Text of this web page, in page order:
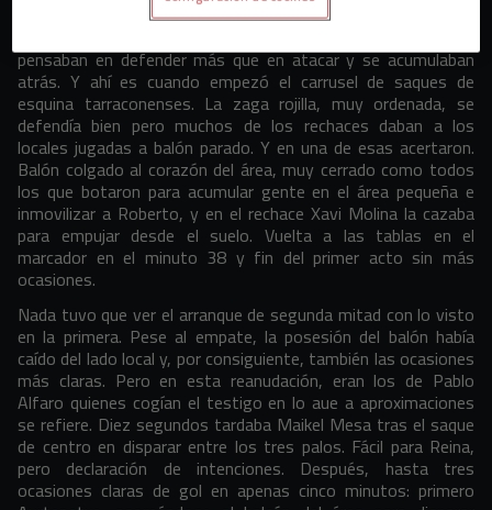
poco los locales ganaban terreno a los mirandeses, que
pensaban en defender más que en atacar y se acumulaban
atrás. Y ahí es cuando empezó el carrusel de saques de
esquina tarraconenses. La zaga rojilla, muy ordenada, se
defendía bien pero muchos de los rechaces daban a los
locales jugadas a balón parado. Y en una de esas acertaron.
Balón colgado al corazón del área, muy cerrado como todos
los que botaron para acumular gente en el área pequeña e
inmovilizar a Roberto, y en el rechace Xavi Molina la cazaba
para empujar desde el suelo. Vuelta a las tablas en el
marcador en el minuto 38 y fin del primer acto sin más
ocasiones.
Nada tuvo que ver el arranque de segunda mitad con lo visto
en la primera. Pese al empate, la posesión del balón había
caído del lado local y, por consiguiente, también las ocasiones
más claras. Pero en esta reanudación, eran los de Pablo
Alfaro quienes cogían el testigo en lo aue a aproximaciones
se refiere. Diez segundos tardaba Maikel Mesa tras el saque
de centro en disparar entre los tres palos. Fácil para Reina,
pero declaración de intenciones. Después, hasta tres
ocasiones claras de gol en apenas cinco minutos: primero